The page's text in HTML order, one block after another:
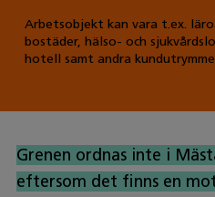
Arbetsobjekt kan vara t.ex.
bostäder, hälso- och
hotell samt andra
Grenen ordnas inte i
eftersom det finns en